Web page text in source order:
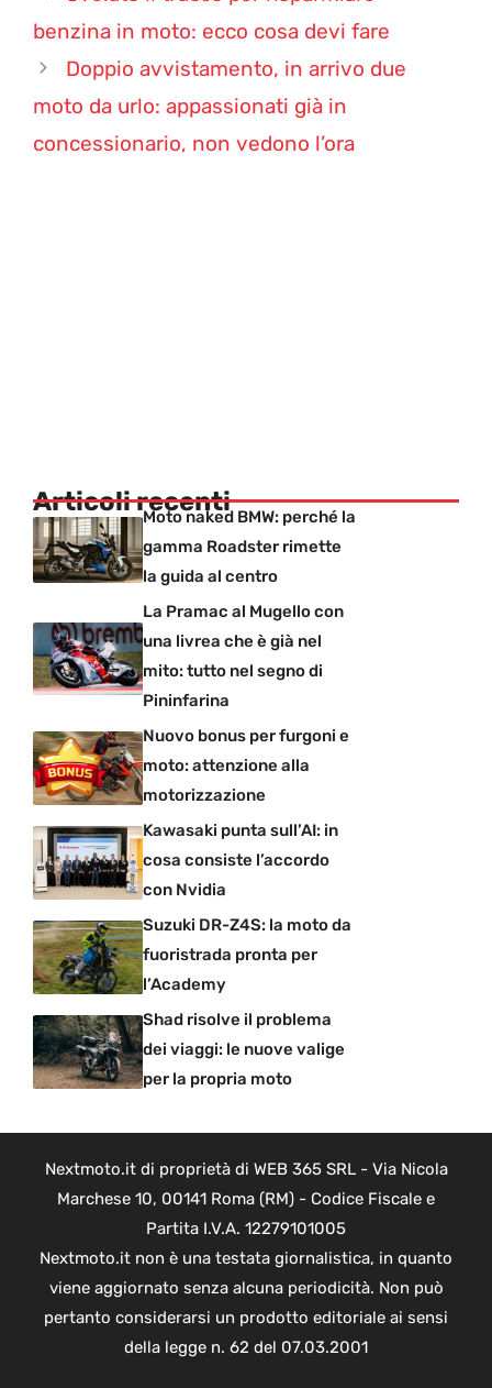
benzina in moto: ecco cosa devi fare
Doppio avvistamento, in arrivo due
moto da urlo: appassionati già in
concessionario, non vedono l’ora
Articoli recentiMoto naked BMW: perché la
gamma Roadster rimette
la guida al centro
La Pramac al Mugello con
una livrea che è già nel
mito: tutto nel segno di
Pininfarina
Nuovo bonus per furgoni e
moto: attenzione alla
motorizzazione
Kawasaki punta sull’AI: in
cosa consiste l’accordo
con Nvidia
Suzuki DR-Z4S: la moto da
fuoristrada pronta per
l’Academy
Shad risolve il problema
dei viaggi: le nuove valige
per la propria moto
Nextmoto.it di proprietà di WEB 365 SRL - Via Nicola
Marchese 10, 00141 Roma (RM) - Codice Fiscale e
Partita I.V.A. 12279101005
Nextmoto.it non è una testata giornalistica, in quanto
viene aggiornato senza alcuna periodicità. Non può
pertanto considerarsi un prodotto editoriale ai sensi
della legge n. 62 del 07.03.2001